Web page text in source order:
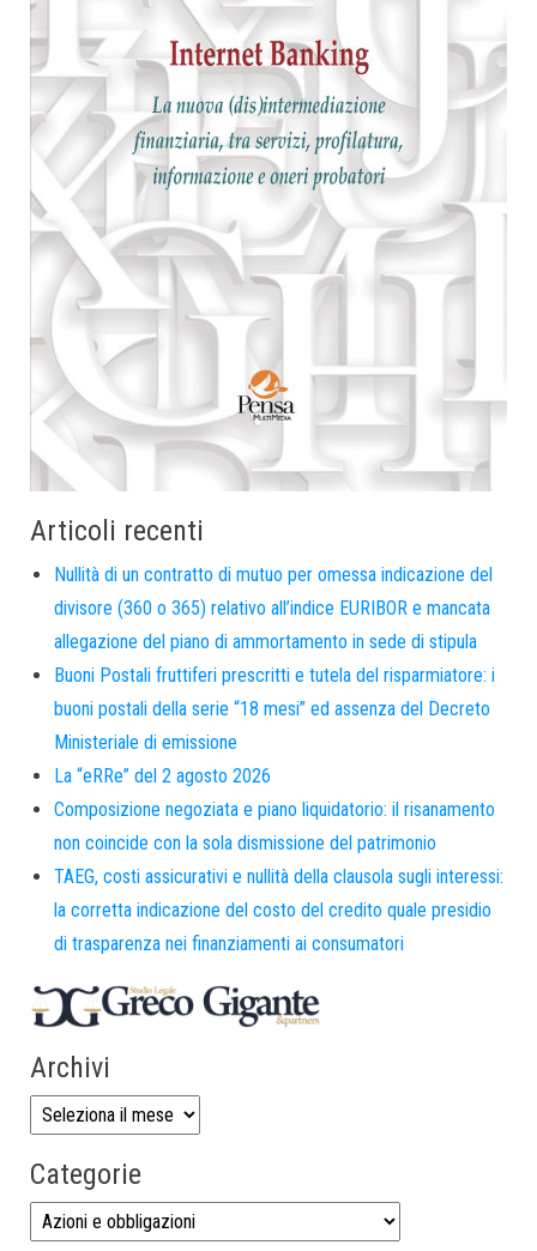
Articoli recenti
Nullità di un contratto di mutuo per omessa indicazione del
divisore (360 o 365) relativo all’indice EURIBOR e mancata
allegazione del piano di ammortamento in sede di stipula
Buoni Postali fruttiferi prescritti e tutela del risparmiatore: i
buoni postali della serie “18 mesi” ed assenza del Decreto
Ministeriale di emissione
La “eRRe” del 2 agosto 2026
Composizione negoziata e piano liquidatorio: il risanamento
non coincide con la sola dismissione del patrimonio
TAEG, costi assicurativi e nullità della clausola sugli interessi:
la corretta indicazione del costo del credito quale presidio
di trasparenza nei finanziamenti ai consumatori
Archivi
Categorie